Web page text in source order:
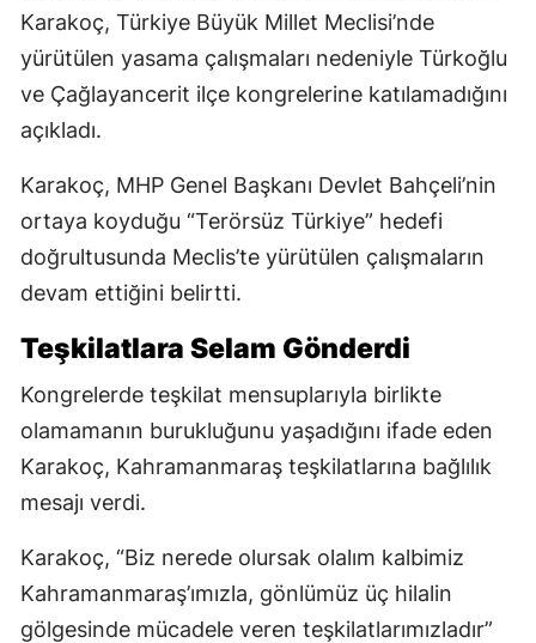
Karakoç, Türkiye Büyük Millet Meclisi’nde
yürütülen yasama çalışmaları nedeniyle Türkoğlu
ve Çağlayancerit ilçe kongrelerine katılamadığını
açıkladı.
Karakoç, MHP Genel Başkanı Devlet Bahçeli’nin
ortaya koyduğu “Terörsüz Türkiye” hedefi
doğrultusunda Meclis’te yürütülen çalışmaların
devam ettiğini belirtti.
Teşkilatlara Selam Gönderdi
Kongrelerde teşkilat mensuplarıyla birlikte
olamamanın burukluğunu yaşadığını ifade eden
Karakoç, Kahramanmaraş teşkilatlarına bağlılık
mesajı verdi.
Karakoç, “Biz nerede olursak olalım kalbimiz
Kahramanmaraş’ımızla, gönlümüz üç hilalin
gölgesinde mücadele veren teşkilatlarımızladır”